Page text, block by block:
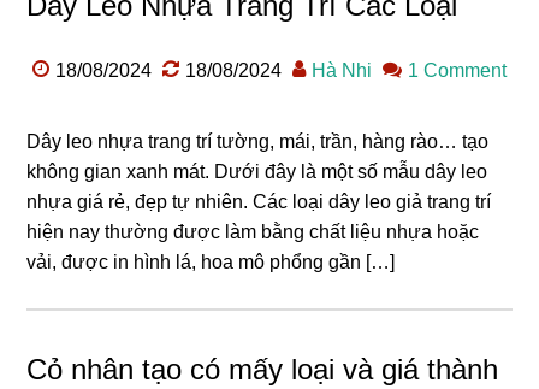
18/08/2024 18/08/2024 Hà Nhi 1 Comment
Dây leo nhựa trang trí tường, mái, trần, hàng rào… tạo
không gian xanh mát. Dưới đây là một số mẫu dây leo
nhựa giá rẻ, đẹp tự nhiên. Các loại dây leo giả trang trí
hiện nay thường được làm bằng chất liệu nhựa hoặc
vải, được in hình lá, hoa mô phổng gần […]
Cỏ nhân tạo có mấy loại và giá thành